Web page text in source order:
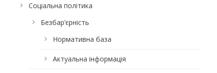
Соціальна політика
Безбар’єрність
Нормативна база
Актуальна інформація